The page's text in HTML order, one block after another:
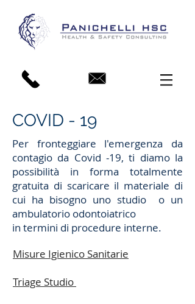
COVID - 19
Per fronteggiare l'emergenza da
contagio da Covid -19, ti diamo la
possibilità in forma totalmente
gratuita di scaricare il materiale di
cui ha bisogno uno studio o un
ambulatorio odontoiatrico
in termini di procedure interne.
Misure Igienico Sanitarie
Triage Studio